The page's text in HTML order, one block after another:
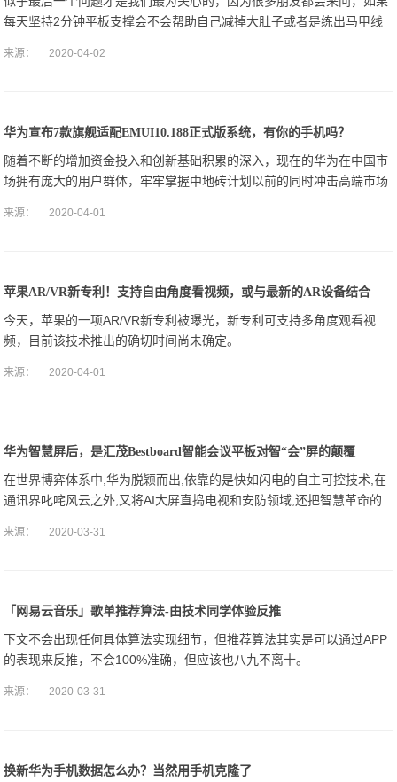
每天坚持2分钟平板支撑会不会帮助自己减掉大肚子或者是练出马甲线
来源： 2020-04-02
华为宣布7款旗舰适配EMUI10.188正式版系统，有你的手机吗？
随着不断的增加资金投入和创新基础积累的深入，现在的华为在中国市
场拥有庞大的用户群体，牢牢掌握中地砖计划以前的同时冲击高端市场
来源： 2020-04-01
苹果AR/VR新专利！支持自由角度看视频，或与最新的AR设备结合
今天，苹果的一项AR/VR新专利被曝光，新专利可支持多角度观看视
频，目前该技术推出的确切时间尚未确定。
来源： 2020-04-01
华为智慧屏后，是汇茂Bestboard智能会议平板对智“会”屏的颠覆
在世界博弈体系中,华为脱颖而出,依靠的是快如闪电的自主可控技术,在
通讯界叱咤风云之外,又将AI大屏直捣电视和安防领域,还把智慧革命的
来源： 2020-03-31
「网易云音乐」歌单推荐算法-由技术同学体验反推
下文不会出现任何具体算法实现细节，但推荐算法其实是可以通过APP
的表现来反推，不会100%准确，但应该也八九不离十。
来源： 2020-03-31
换新华为手机数据怎么办？当然用手机克隆了